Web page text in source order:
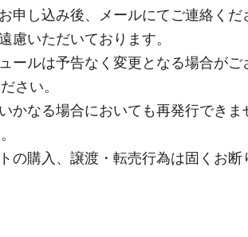
申し込み後、メールにてご連絡くだ
慮いただいております。
ールは予告なく変更となる場合がご
さい。
かなる場合においても再発行できま
の購入、譲渡・転売行為は固くお断